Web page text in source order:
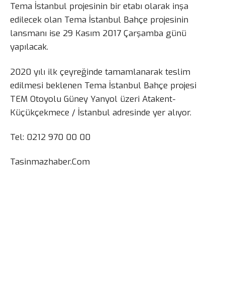
Tema İstanbul projesinin bir etabı olarak inşa
edilecek olan Tema İstanbul Bahçe projesinin
lansmanı ise 29 Kasım 2017 Çarşamba günü
yapılacak.
2020 yılı ilk çeyreğinde tamamlanarak teslim
edilmesi beklenen Tema İstanbul Bahçe projesi
TEM Otoyolu Güney Yanyol üzeri Atakent-
Küçükçekmece / İstanbul adresinde yer alıyor.
Tel: 0212 970 00 00
Tasinmazhaber.Com